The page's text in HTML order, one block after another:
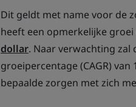
Dit geldt met name voor de
heeft een opmerkelijke
dollar. Naar verwachting zal
groeipercentage (CAGR)
bepaalde zorgen met zich